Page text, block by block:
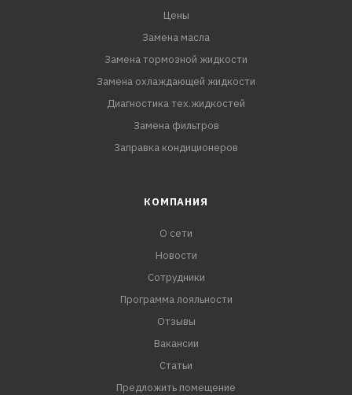
Цены
Замена масла
Замена тормозной жидкости
Замена охлаждающей жидкости
Диагностика тех.жидкостей
Замена фильтров
Заправка кондиционеров
КОМПАНИЯ
О сети
Новости
Сотрудники
Программа лояльности
Отзывы
Вакансии
Статьи
Предложить помещение